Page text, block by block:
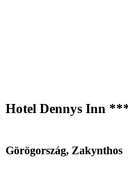
Hotel Dennys Inn
Görögország, Zakynthos